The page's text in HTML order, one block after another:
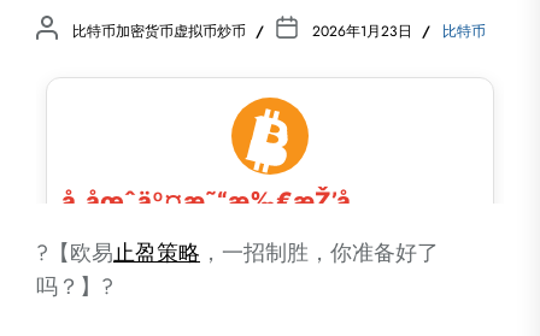
比特币加密货币虚拟币炒币 2026年1月23日 比特币
?【欧易止盈策略 ，一招制胜，你准备好了
吗？】?